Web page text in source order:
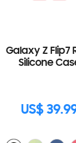
Galaxy Z Flip7
Silicone
US$